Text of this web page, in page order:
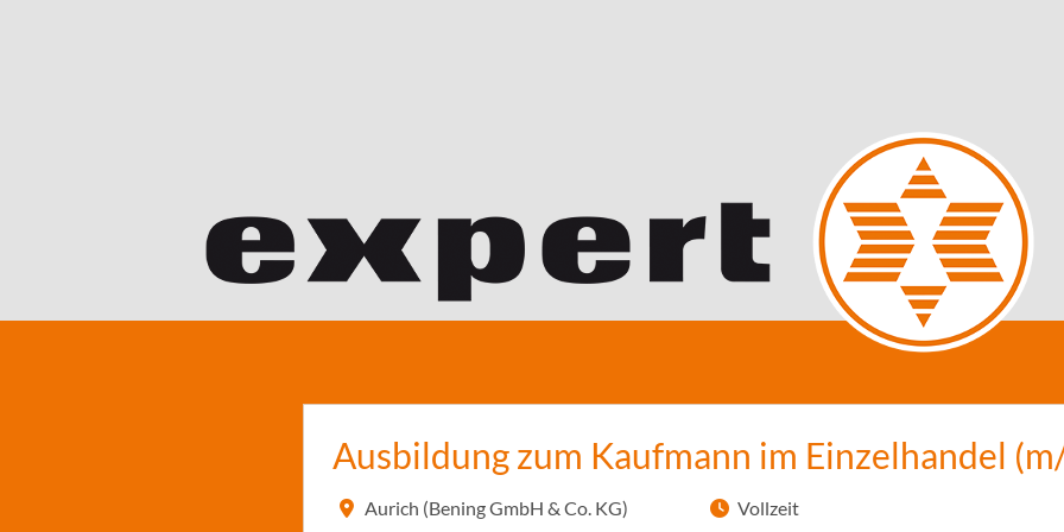
Ausbildung zum Kaufmann im Einzelhandel
Aurich (Bening GmbH & Co. KG)
Vollzeit